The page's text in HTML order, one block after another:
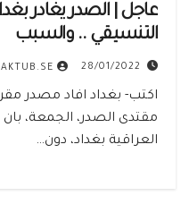
عاجل | ‏‏الصدر يغادر
التنسيقي .. والسبب
28/01/2022
‏اكتب- بغداد افاد مصدر
مقتدى الصدر، الجمعة،
العراقية بغداد، دون…